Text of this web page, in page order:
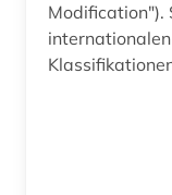
USA (10)
Ungarn (1)
Modification").